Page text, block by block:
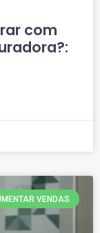
com
VENDAS